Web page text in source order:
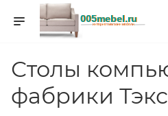
Столы
фабрики Тэкс